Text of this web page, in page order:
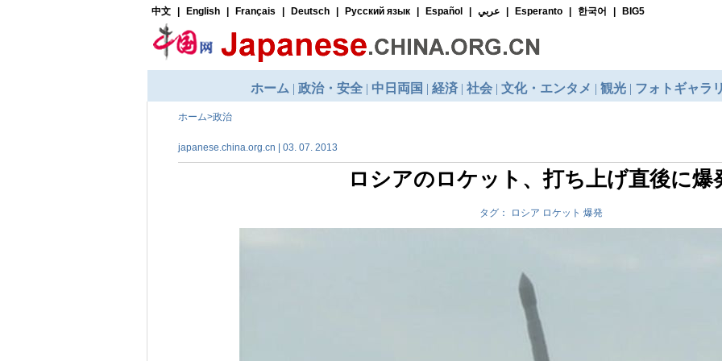
ホーム>政治
japanese.china.org.cn | 03. 07. 2013
ロシアのロケット、打ち上げ直後に爆
タグ： ロシア ロケット 爆発